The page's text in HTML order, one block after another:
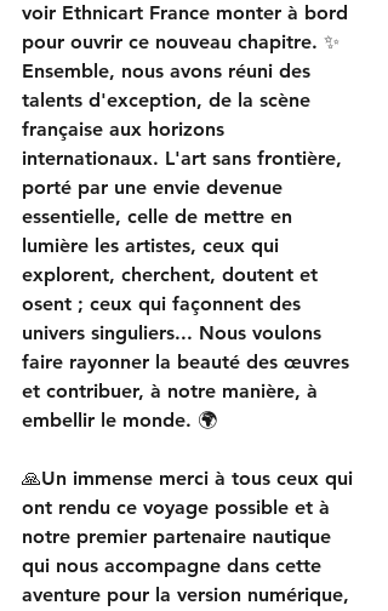
voir Ethnicart France monter à bord
pour ouvrir ce nouveau chapitre. ✨
Ensemble, nous avons réuni des
talents d'exception, de la scène
française aux horizons
internationaux. L'art sans frontière,
porté par une envie devenue
essentielle, celle de mettre en
lumière les artistes, ceux qui
explorent, cherchent, doutent et
osent ; ceux qui façonnent des
univers singuliers... Nous voulons
faire rayonner la beauté des œuvres
et contribuer, à notre manière, à
embellir le monde. 🌍
🙏Un immense merci à tous ceux qui
ont rendu ce voyage possible et à
notre premier partenaire nautique
qui nous accompagne dans cette
aventure pour la version numérique,